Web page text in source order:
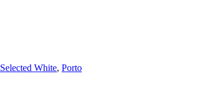
Selected White, Porto